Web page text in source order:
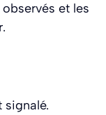
et les
signalé.